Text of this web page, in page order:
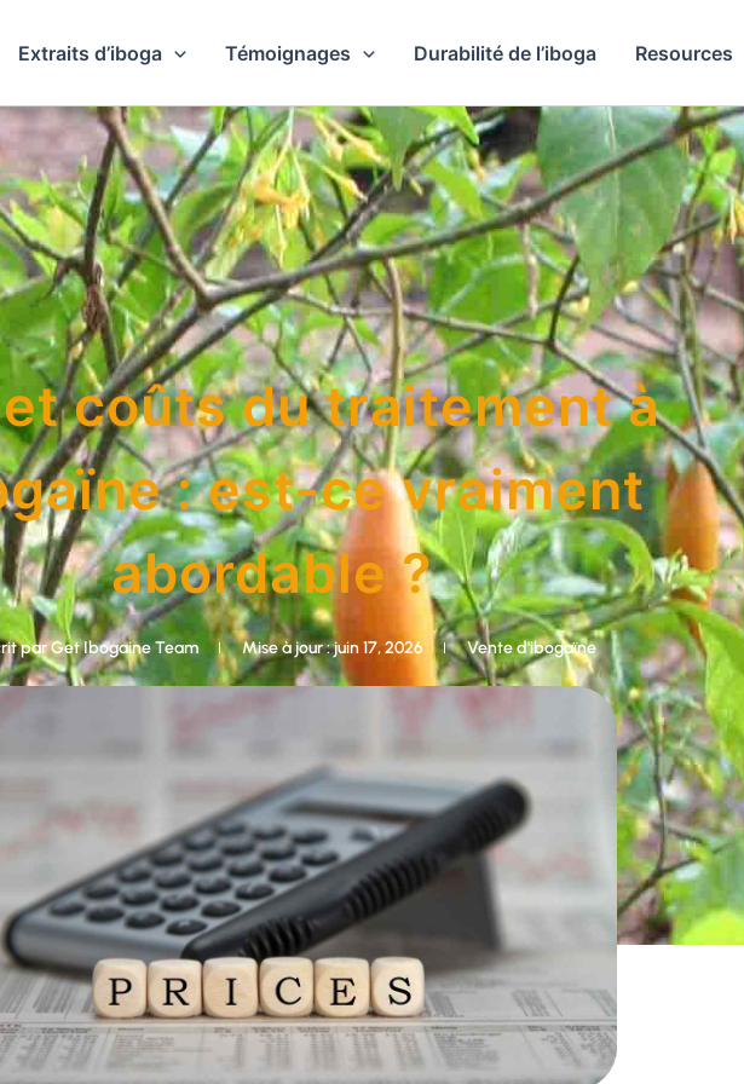
Extraits d’iboga Témoignages Durabilité de l’iboga Resources
coûts du traitement à
: est-ce vraiment
abordable ?
parGet Ibogaine Team Mise à jour : juin 17, 2026 Vente d'ibogaïne